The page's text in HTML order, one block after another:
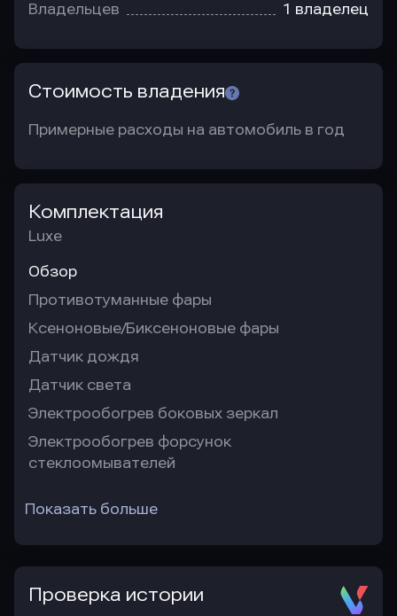
Владельцев 1 владелец
Стоимость владения
Примерные расходы на автомобиль в год
Комплектация
Luxe
Обзор
Противотуманные фары
Ксеноновые/Биксеноновые фары
Датчик дождя
Датчик света
Электрообогрев боковых зеркал
Электрообогрев форсунок
стеклоомывателей
Показать больше
Проверка истории